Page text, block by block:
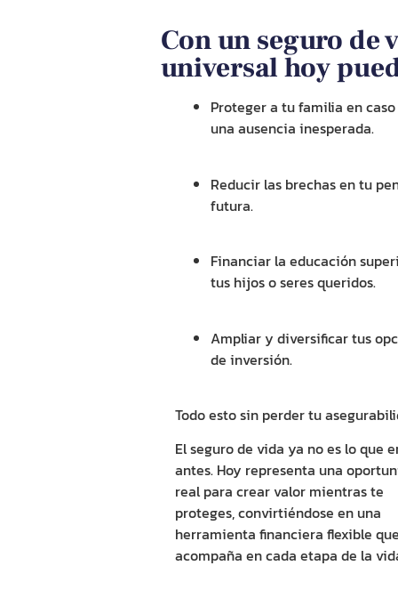
Con un seguro de
universal hoy
Proteger a tu familia en
una ausencia inesperada.
Reducir las brechas en tu
futura.
Financiar la educación
tus hijos o seres queridos.
Ampliar y diversificar tus
de inversión.
Todo esto sin perder tu
Elseguro de vida ya no es lo que
antes. Hoy representa una
real para crear valor mientras te
proteges, convirtiéndose en una
herramienta financiera flexible
acompaña en cada etapa de la